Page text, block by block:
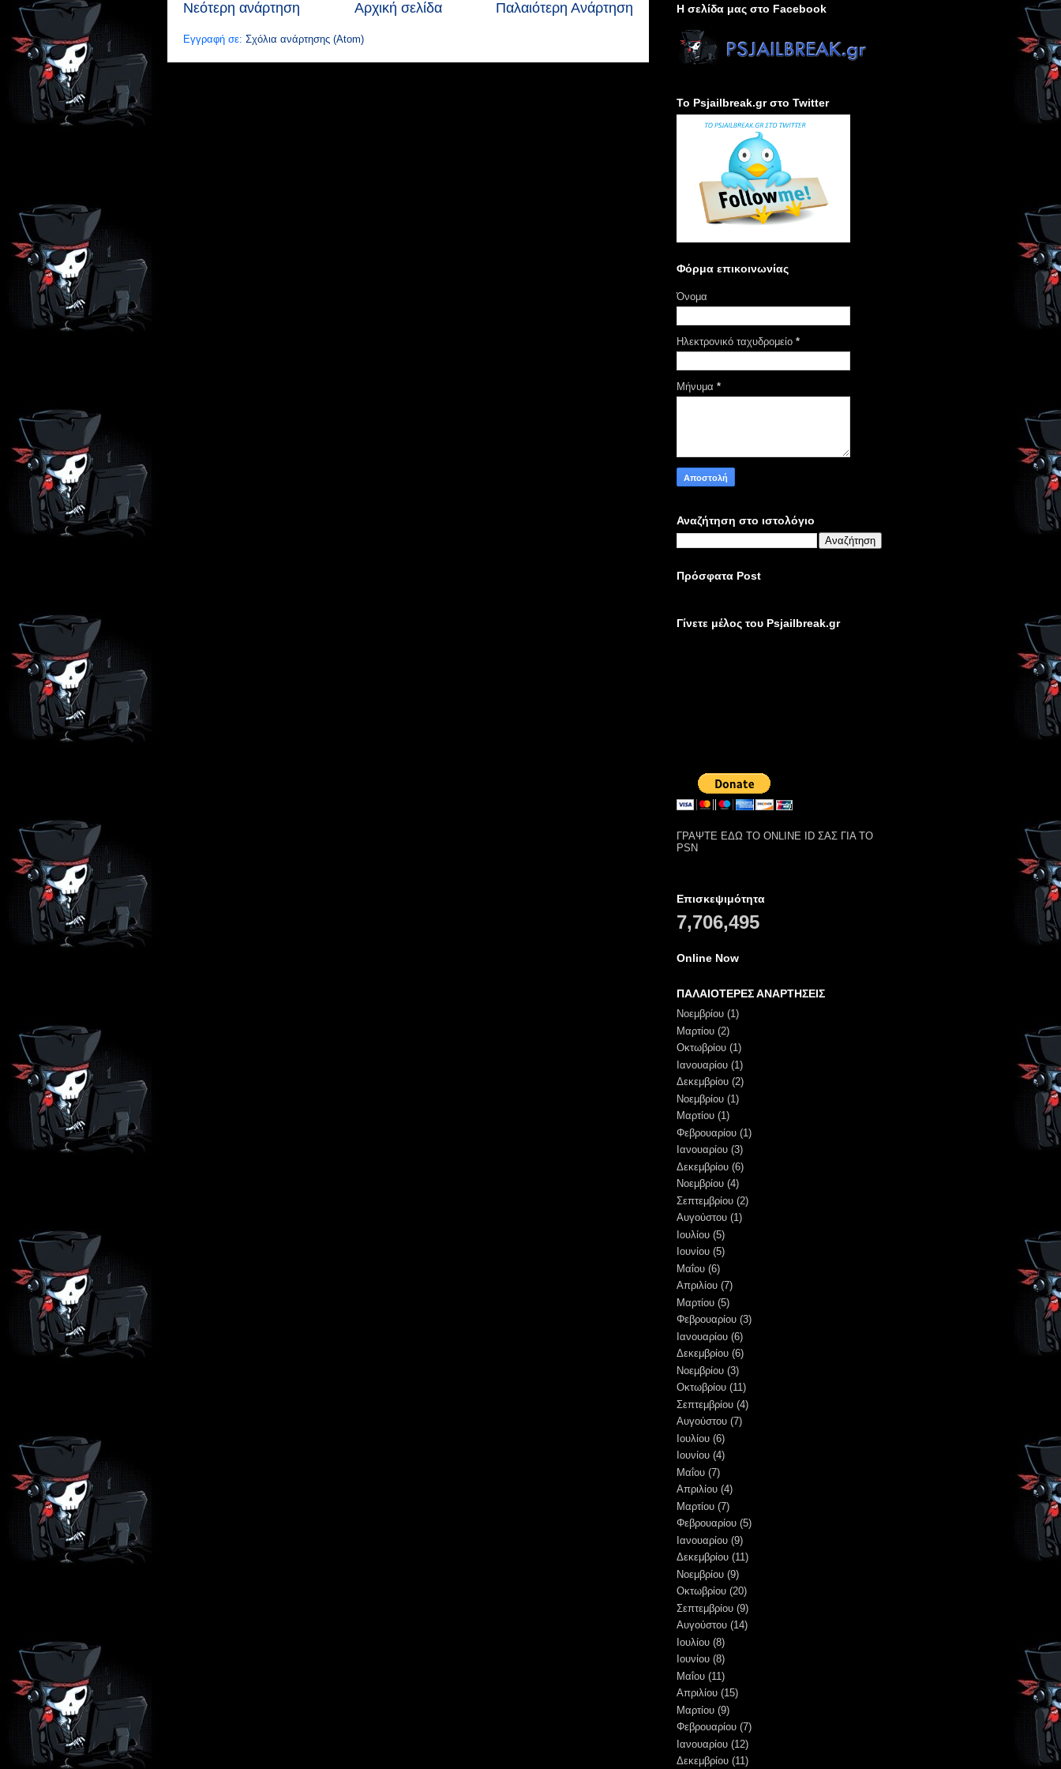
Νεότερη ανάρτηση Παλαιότερη Ανάρτηση
Αρχική σελίδα
Εγγραφή σε: Σχόλια ανάρτησης (Atom)
H σελίδα μας στο Facebook
Το Psjailbreak.gr στο Twitter
Φόρμα επικοινωνίας
Όνομα
Ηλεκτρονικό ταχυδρομείο *
Μήνυμα *
Αναζήτηση στο ιστολόγιο
Πρόσφατα Post
Γίνετε μέλος του Psjailbreak.gr
ΓΡΑΨΤΕ ΕΔΩ ΤΟ ONLINE ID ΣΑΣ ΓΙΑ ΤΟ
PSN
Επισκεψιμότητα
7,706,495
Online Now
ΠΑΛΑΙΟΤΕΡΕΣ ΑΝΑΡΤΗΣΕΙΣ
Νοεμβρίου (1)
Μαρτίου (2)
Οκτωβρίου (1)
Ιανουαρίου (1)
Δεκεμβρίου (2)
Νοεμβρίου (1)
Μαρτίου (1)
Φεβρουαρίου (1)
Ιανουαρίου (3)
Δεκεμβρίου (6)
Νοεμβρίου (4)
Σεπτεμβρίου (2)
Αυγούστου (1)
Ιουλίου (5)
Ιουνίου (5)
Μαΐου (6)
Απριλίου (7)
Μαρτίου (5)
Φεβρουαρίου (3)
Ιανουαρίου (6)
Δεκεμβρίου (6)
Νοεμβρίου (3)
Οκτωβρίου (11)
Σεπτεμβρίου (4)
Αυγούστου (7)
Ιουλίου (6)
Ιουνίου (4)
Μαΐου (7)
Απριλίου (4)
Μαρτίου (7)
Φεβρουαρίου (5)
Ιανουαρίου (9)
Δεκεμβρίου (11)
Νοεμβρίου (9)
Οκτωβρίου (20)
Σεπτεμβρίου (9)
Αυγούστου (14)
Ιουλίου (8)
Ιουνίου (8)
Μαΐου (11)
Απριλίου (15)
Μαρτίου (9)
Φεβρουαρίου (7)
Ιανουαρίου (12)
Δεκεμβρίου (11)